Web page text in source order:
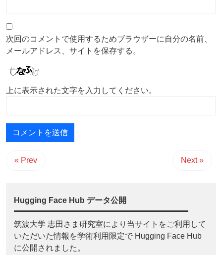
次回のコメントで使用するためブラウザーに自分の名前、
メールアドレス、サイトを保存する。
上に表示された文字を入力してください。
« Prev Next »
Hugging Face Hub データ公開
筑波大学 志田さま研究室により当サイトをご利用して
いただいた情報を学術利用限定で Hugging Face Hub
に公開されました。